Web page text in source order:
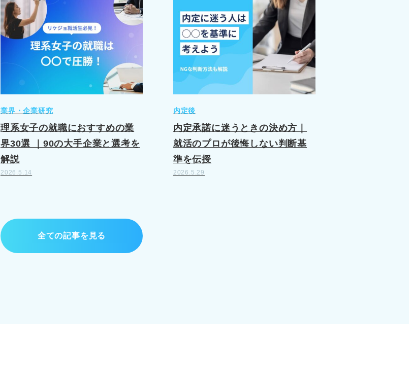
業界・企業研究
理系女子の就職におすすめの業
界30選 ｜90の大手企業と選考を
解説
2026.5.14
内定後
内定承諾に迷うときの決め方｜
就活のプロが後悔しない判断基
準を伝授
2026.5.29
全ての記事を見る